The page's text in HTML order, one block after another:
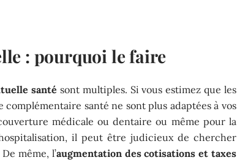
: pourquoi le faire
santé sont multiples. Si vous estimez que les
complémentaire santé ne sont plus adaptées à vos
médicale ou dentaire ou même pour la
il peut être judicieux de chercher
même, l’augmentation des cotisations et taxes